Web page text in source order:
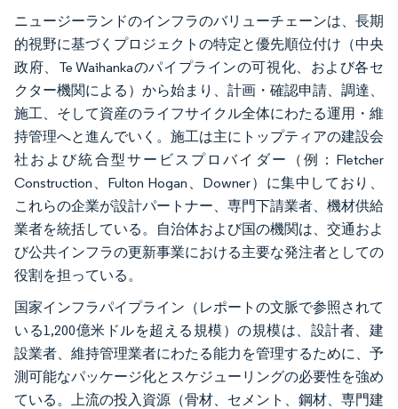
ニュージーランドのインフラのバリューチェーンは、長期
的視野に基づくプロジェクトの特定と優先順位付け（中央
政府、Te Waihankaのパイプラインの可視化、および各セ
クター機関による）から始まり、計画・確認申請、調達、
施工、そして資産のライフサイクル全体にわたる運用・維
持管理へと進んでいく。施工は主にトップティアの建設会
社および統合型サービスプロバイダー（例：Fletcher
Construction、Fulton Hogan、Downer）に集中しており、
これらの企業が設計パートナー、専門下請業者、機材供給
業者を統括している。自治体および国の機関は、交通およ
び公共インフラの更新事業における主要な発注者としての
役割を担っている。
国家インフラパイプライン（レポートの文脈で参照されて
いる1,200億米ドルを超える規模）の規模は、設計者、建
設業者、維持管理業者にわたる能力を管理するために、予
測可能なパッケージ化とスケジューリングの必要性を強め
ている。上流の投入資源（骨材、セメント、鋼材、専門建